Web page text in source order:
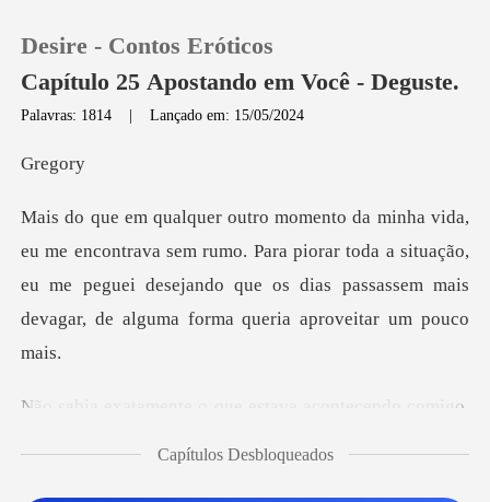
Loja
Histórico
Desire - Contos Eróticos
Capítulo 25 Apostando em Você - Deguste.
Palavras: 1814 |Lançado em: 15/05/2024
eg
m rumo. Para piorar toda a situação,
eu me peguei desejando que os dias
endo comigo,
Capítulos Desbloqueados